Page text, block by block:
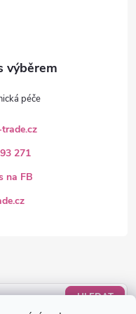
HLEDAT
271
na FB